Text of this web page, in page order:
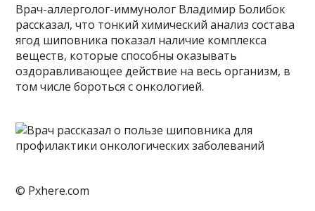
Врач-аллерголог-иммунолог Владимир Болибок
рассказал, что тонкий химический анализ состава
ягод шиповника показал наличие комплекса
веществ, которые способны оказывать
оздоравливающее действие на весь организм, в
том числе бороться с онкологией.
© Pxhere.com